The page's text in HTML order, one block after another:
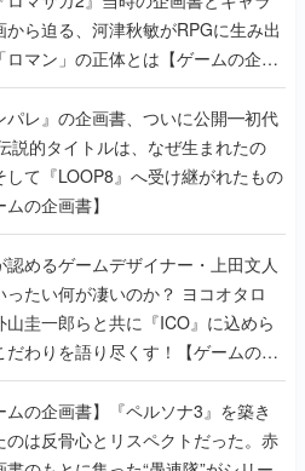
から迫る、河津秋敏がRPGに生み出
ロマン」の正体とは【ゲームの企画
パレ』の企画書、ついに公開━初代
説的タイトルは、なぜ生まれたの
して『LOOP8』へ受け継がれたもの
ムの企画書】
認めるゲームデザイナー・上田文人
ったい何が凄いのか？ ヨコオタロ
山圭一郎らと共に『ICO』に込めら
だわりを語り尽くす！【ゲームの企
ムの企画書】『ペルソナ3』を築き
のは反骨心とリスペクトだった。赤